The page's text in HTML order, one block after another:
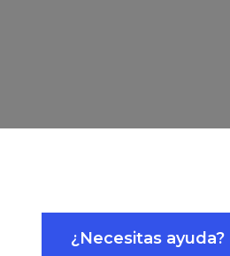
¿Necesitas ayuda?